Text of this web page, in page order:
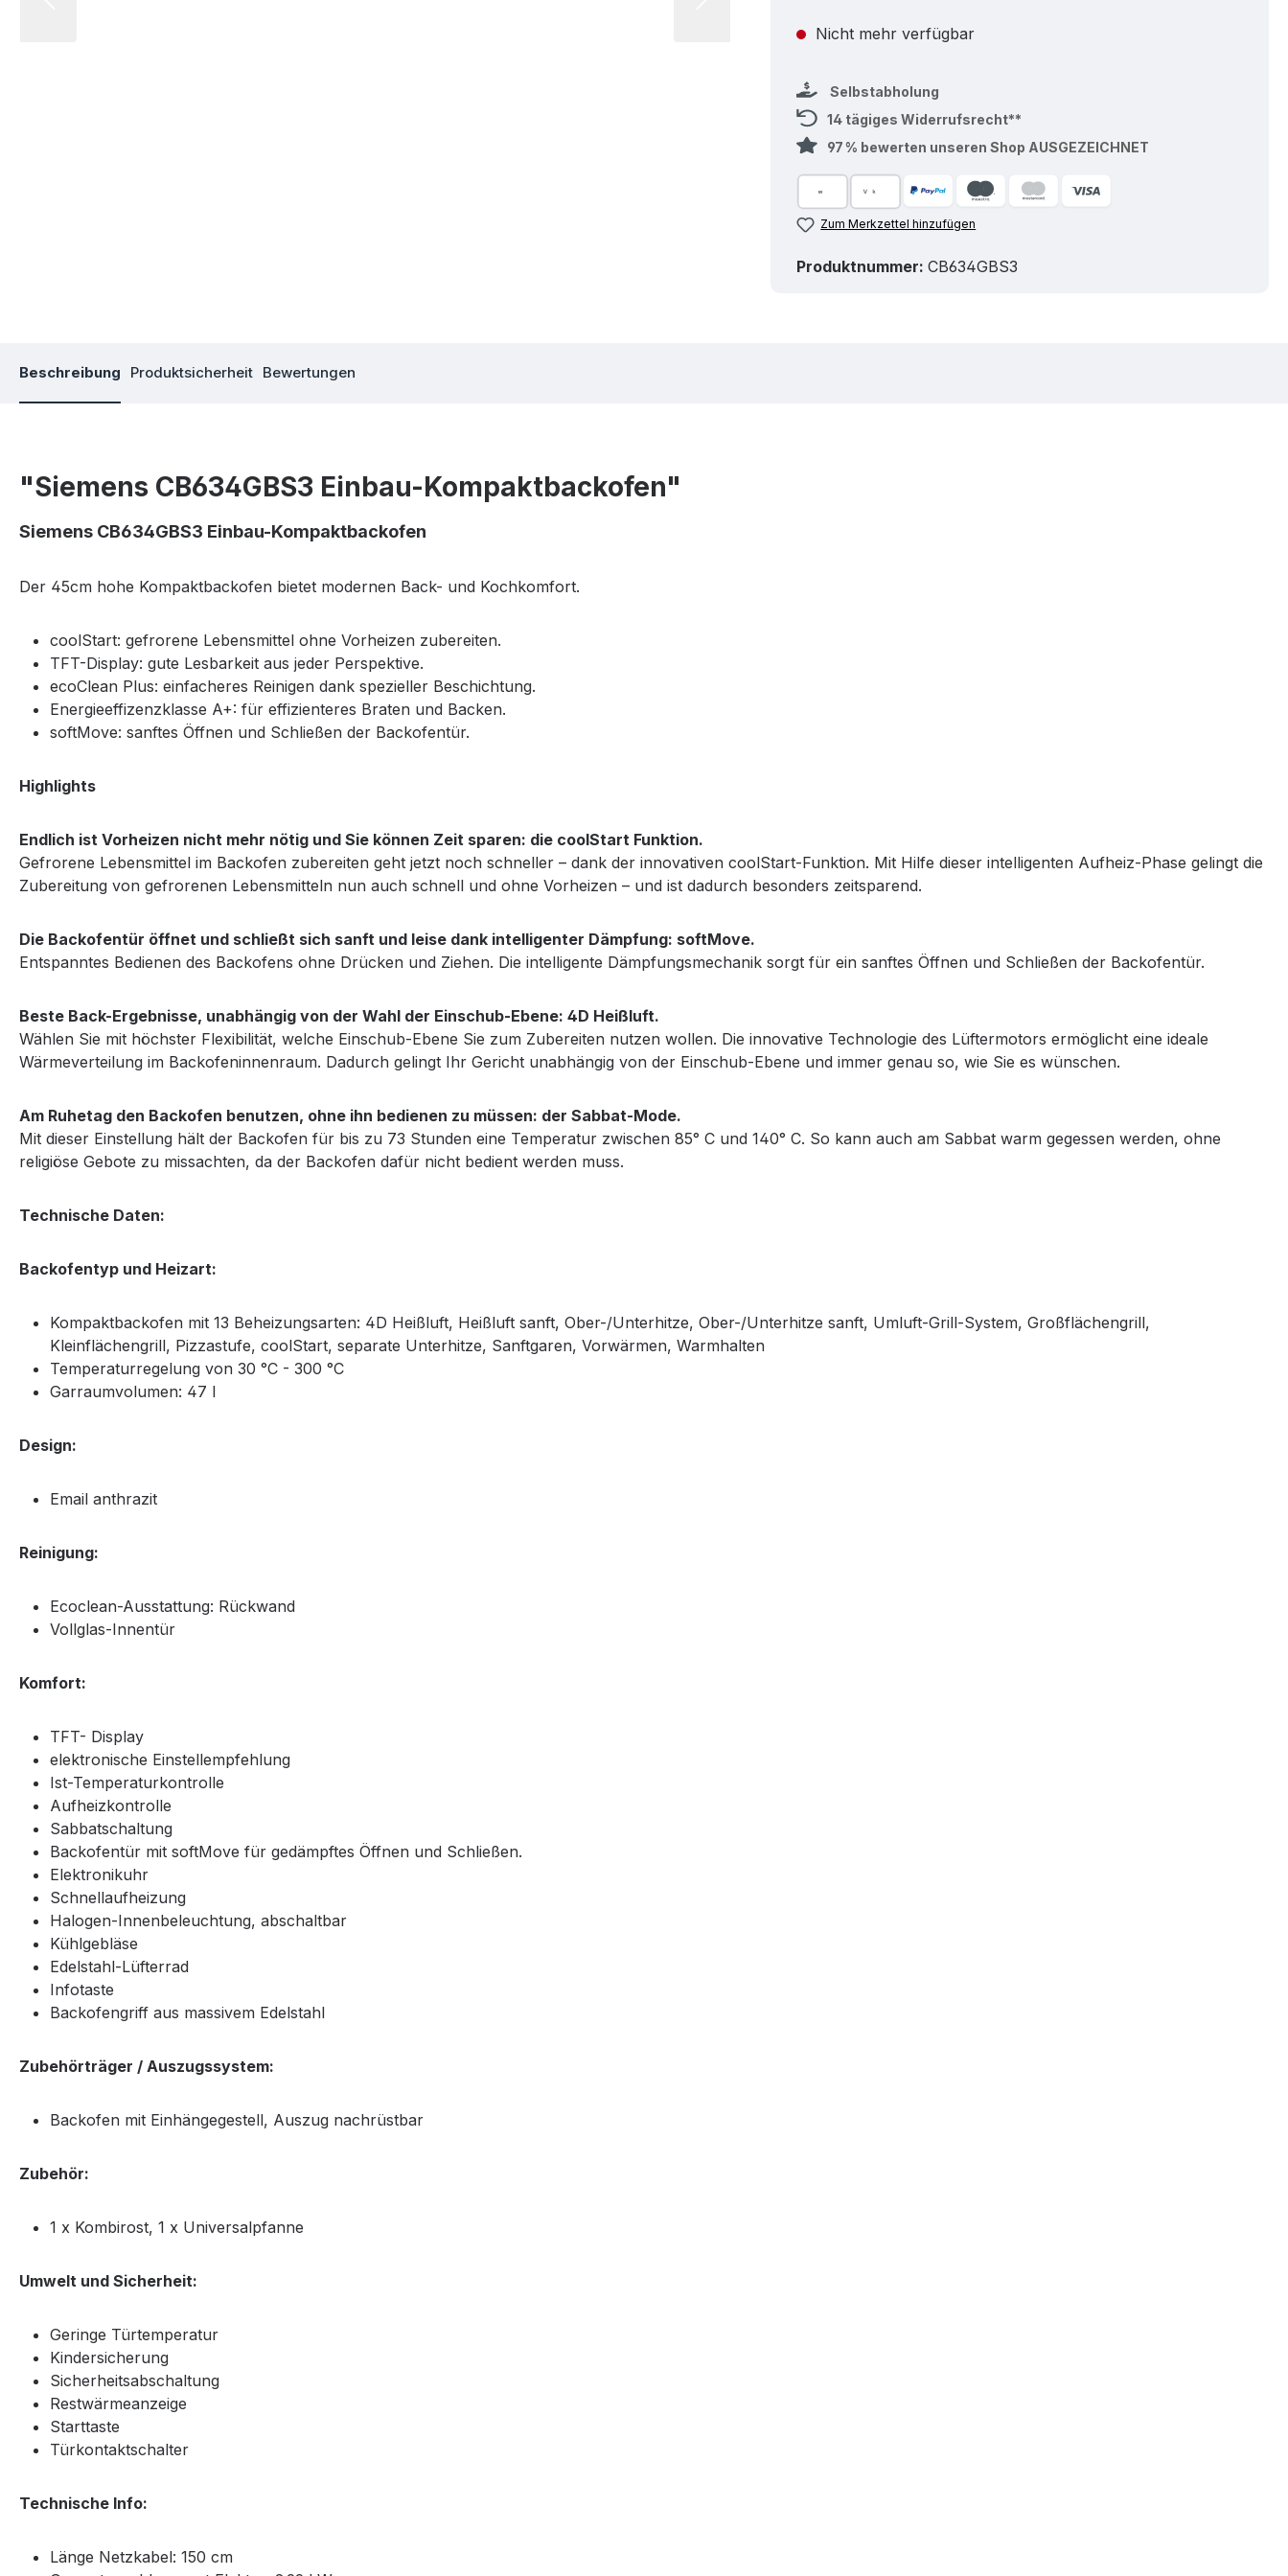
Nicht mehr verfügbar
Selbstabholung
14 tägiges Widerrufsrecht**
97 % bewerten unseren Shop AUSGEZEICHNET
Zum Merkzettel hinzufügen
Produktnummer: CB634GBS3
Beschreibung Produktsicherheit Bewertungen
"Siemens CB634GBS3 Einbau-Kompaktbackofen"
Siemens CB634GBS3 Einbau-Kompaktbackofen
Der 45cm hohe Kompaktbackofen bietet modernen Back- und Kochkomfort.
coolStart: gefrorene Lebensmittel ohne Vorheizen zubereiten.
TFT-Display: gute Lesbarkeit aus jeder Perspektive.
ecoClean Plus: einfacheres Reinigen dank spezieller Beschichtung.
Energieeffizenzklasse A+: für effizienteres Braten und Backen.
softMove: sanftes Öffnen und Schließen der Backofentür.
Highlights
Endlich ist Vorheizen nicht mehr nötig und Sie können Zeit sparen: die coolStart Funktion.
Gefrorene Lebensmittel im Backofen zubereiten geht jetzt noch schneller – dank der innovativen coolStart-Funktion. Mit Hilfe dieser intelligenten Aufheiz-Phase gelingt die
Zubereitung von gefrorenen Lebensmitteln nun auch schnell und ohne Vorheizen – und ist dadurch besonders zeitsparend.
Die Backofentür öffnet und schließt sich sanft und leise dank intelligenter Dämpfung: softMove.
Entspanntes Bedienen des Backofens ohne Drücken und Ziehen. Die intelligente Dämpfungsmechanik sorgt für ein sanftes Öffnen und Schließen der Backofentür.
Beste Back-Ergebnisse, unabhängig von der Wahl der Einschub-Ebene: 4D Heißluft.
Wählen Sie mit höchster Flexibilität, welche Einschub-Ebene Sie zum Zubereiten nutzen wollen. Die innovative Technologie des Lüftermotors ermöglicht eine ideale
Wärmeverteilung im Backofeninnenraum. Dadurch gelingt Ihr Gericht unabhängig von der Einschub-Ebene und immer genau so, wie Sie es wünschen.
Am Ruhetag den Backofen benutzen, ohne ihn bedienen zu müssen: der Sabbat-Mode.
Mit dieser Einstellung hält der Backofen für bis zu 73 Stunden eine Temperatur zwischen 85° C und 140° C. So kann auch am Sabbat warm gegessen werden, ohne
religiöse Gebote zu missachten, da der Backofen dafür nicht bedient werden muss.
Technische Daten:
Backofentyp und Heizart:
Kompaktbackofen mit 13 Beheizungsarten: 4D Heißluft, Heißluft sanft, Ober-/Unterhitze, Ober-/Unterhitze sanft, Umluft-Grill-System, Großflächengrill,
Kleinflächengrill, Pizzastufe, coolStart, separate Unterhitze, Sanftgaren, Vorwärmen, Warmhalten
Temperaturregelung von 30 °C - 300 °C
Garraumvolumen: 47 l
Design:
Email anthrazit
Reinigung:
Ecoclean-Ausstattung: Rückwand
Vollglas-Innentür
Komfort:
TFT- Display
elektronische Einstellempfehlung
Ist-Temperaturkontrolle
Aufheizkontrolle
Sabbatschaltung
Backofentür mit softMove für gedämpftes Öffnen und Schließen.
Elektronikuhr
Schnellaufheizung
Halogen-Innenbeleuchtung, abschaltbar
Kühlgebläse
Edelstahl-Lüfterrad
Infotaste
Backofengriff aus massivem Edelstahl
Zubehörträger / Auszugssystem:
Backofen mit Einhängegestell, Auszug nachrüstbar
Zubehör:
1 x Kombirost, 1 x Universalpfanne
Umwelt und Sicherheit:
Geringe Türtemperatur
Kindersicherung
Sicherheitsabschaltung
Restwärmeanzeige
Starttaste
Türkontaktschalter
Technische Info:
Länge Netzkabel: 150 cm